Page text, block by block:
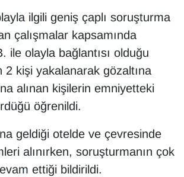
ilgili geniş çaplı soruşturma
çalışmalar kapsamında
ile olayla bağlantısı olduğu
2 kişi yakalanarak gözaltına
alınan kişilerin emniyetteki
öğrenildi.
geldiği otelde ve çevresinde
alınırken, soruşturmanın çok
ettiği bildirildi.